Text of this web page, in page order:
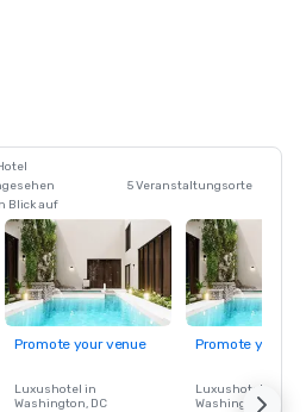
Blick auf
5 Veranstaltungsorte
Promote your venue
Luxushotel in
Washington, DC
Promote your
Luxushotel in
Washington